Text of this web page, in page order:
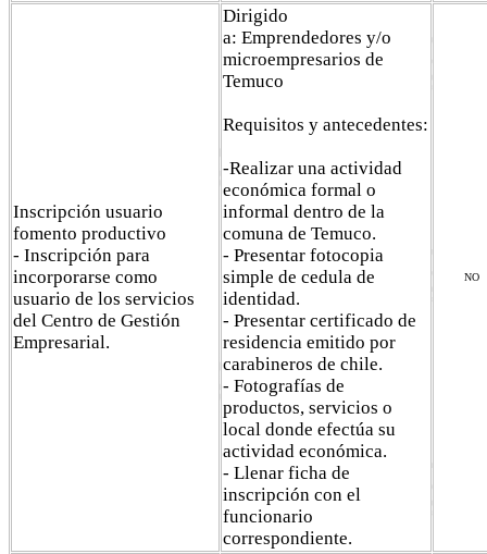
Inscripción usuario
fomento productivo
- Inscripción para
incorporarse como
usuario de los servicios
del Centro de Gestión
Empresarial.
Dirigido
a: Emprendedores y/o
microempresarios de
Temuco
Requisitos y antecedentes:
-Realizar una actividad
económica formal o
informal dentro de la
comuna de Temuco.
- Presentar fotocopia
simple de cedula de
identidad.
- Presentar certificado de
residencia emitido por
carabineros de chile.
- Fotografías de
productos, servicios o
local donde efectúa su
actividad económica.
- Llenar ficha de
inscripción con el
funcionario
correspondiente.
NO